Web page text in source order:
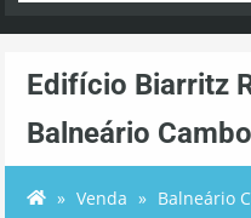
Edifício Biarritz
Balneário
Venda Balneário